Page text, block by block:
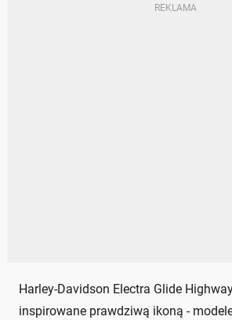
Harley-Davidson Electra Glide
inspirowane prawdziwą ikoną -